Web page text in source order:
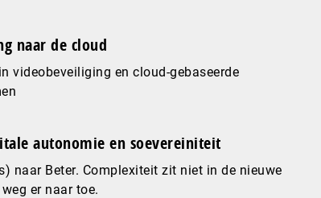
naar de cloud
videobeveiliging en cloud-gebaseerde
autonomie en soevereiniteit
naar Beter. Complexiteit zit niet in de nieuwe
er naar toe.